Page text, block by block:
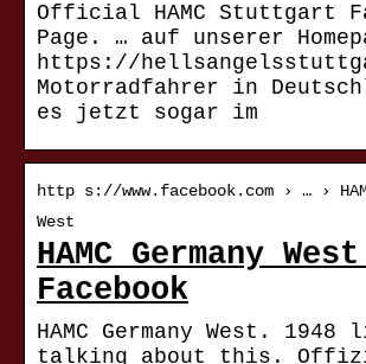
Official HAMC Stuttgart
Page. … auf unserer
https://
Motorradfahrer in
es jetzt sogar im
http s://www.facebook.com › … ›
West
HAMC Germany
Facebook
HAMC Germany West.
talking about this.